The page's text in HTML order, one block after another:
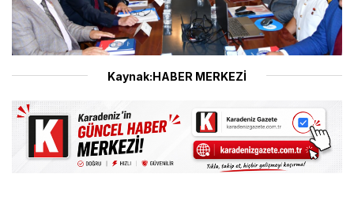
Kaynak:HABER MERKEZİ